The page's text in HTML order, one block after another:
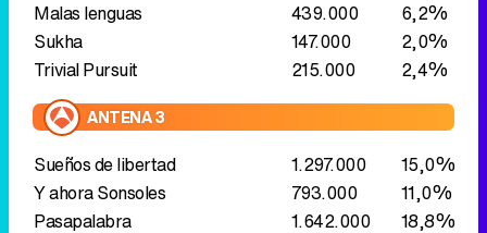
Sueños de libertad 1.297.000
15,0%
Y ahora Sonsoles
793.000
11,0%
Pasapalabra
1.642.000 18,8%
CUATRO
Todo es mentira 613.000
7,6%
Lo sabe, no lo sabe
438.000 6,2%